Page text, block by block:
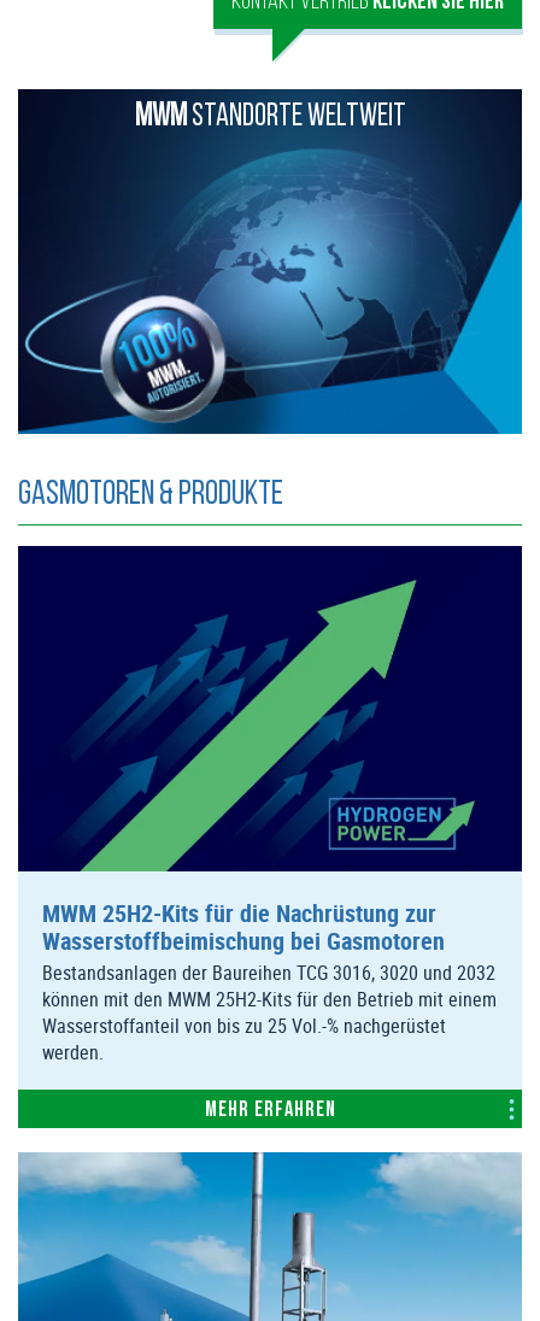
MWMSTANDORTE WELTWEIT
Gasmotoren & Produkte
MWM 25H2-Kits für die Nachrüstung zur
Wasserstoffbeimischung bei Gasmotoren
Bestandsanlagen der Baureihen TCG 3016, 3020 und 2032
können mit den MWM 25H2-Kits für den Betrieb mit einem
Wasserstoffanteil von bis zu 25 Vol.-% nachgerüstet
werden.
Mehr erfahren